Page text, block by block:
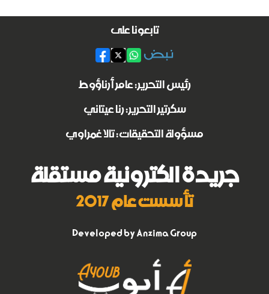
تابعونا على
رئيس التحرير: عامر أرناؤوط
سكرتير التحرير: رنا عيتاني
مسؤولة التحقيقات: تالا غمراوي
جريدة الكترونية مستقلة
تأسست عام 2017
Developed byAnzima Group